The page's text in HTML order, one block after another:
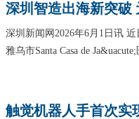
深圳智造出海新突破
深圳新闻网2026年6月1日讯
雅乌市Santa Casa de
触觉机器人手首次实